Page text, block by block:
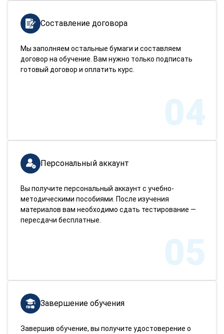
Составление договора
Мы заполняем остальные бумаги и составляем
договор на обучение. Вам нужно только подписать
готовый договор и оплатить курс.
04
Персональный аккаунт
Вы получите персональный аккаунт с учебно-
методическими пособиями. После изучения
материалов вам необходимо сдать тестирование —
пересдачи бесплатные.
05
Завершение обучения
Завершив обучение, вы получите удостоверение о